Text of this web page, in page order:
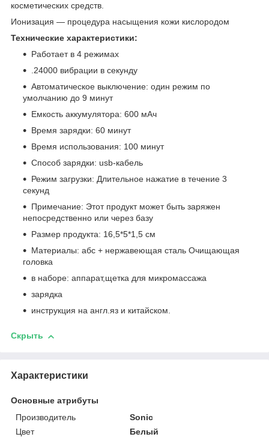
косметических средств.
Ионизация ― процедура насыщения кожи кислородом
Технические характеристики:
Работает в 4 режимах
.24000 вибрации в секунду
Автоматическое выключение: один режим по
умолчанию до 9 минут
Емкость аккумулятора: 600 мАч
Время зарядки: 60 минут
Время использования: 100 минут
Способ зарядки: usb-кабель
Режим загрузки: Длительное нажатие в течение 3
секунд
Примечание: Этот продукт может быть заряжен
непосредственно или через базу
Размер продукта: 16,5*5*1,5 см
Материалы: абс + нержавеющая сталь Очищающая
головка
в наборе: аппарат,щетка для микромассажа
зарядка
инструкция на англ.яз и китайском.
Скрыть
Характеристики
Основные атрибуты
Производитель
Sonic
Цвет
Белый